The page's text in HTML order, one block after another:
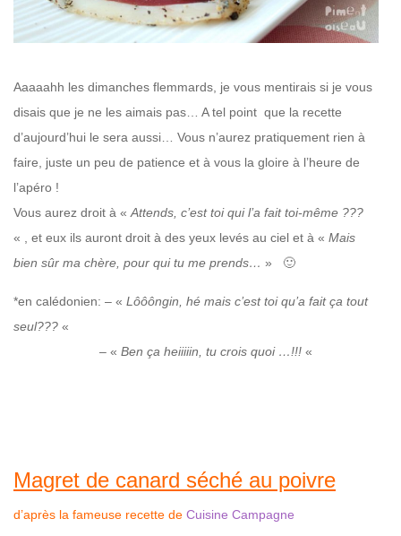
Aaaaahh les dimanches flemmards, je vous mentirais si je vous
disais que je ne les aimais pas… A tel point que la recette
d’aujourd’hui le sera aussi… Vous n’aurez pratiquement rien à
faire, juste un peu de patience et à vous la gloire à l’heure de
l’apéro !
Vous aurez droit à « Attends, c’est toi qui l’a fait toi-même ???
« , et eux ils auront droit à des yeux levés au ciel et à « Mais
bien sûr ma chère, pour qui tu me prends… » 🙂
*en calédonien: – « Lôôôngin, hé mais c’est toi qu’a fait ça tout
seul??? «
– « Ben ça heiiiiin, tu crois quoi …!!! «
Magret de canard séché au poivre
d’après la fameuse recette de Cuisine Campagne